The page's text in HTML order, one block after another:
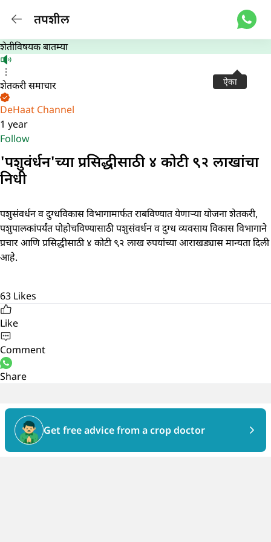
तपशील
ऐका
शेतीविषयक बातम्या
शेतकरी समाचार
DeHaat Channel
1 year
Follow
'पशुवंर्धन'च्या प्रसिद्धीसाठी ४ कोटी ९२ लाखांचा
निधी
पशुसंवर्धन व दुग्धविकास विभागामार्फत राबविण्यात येणाऱ्या योजना शेतकरी,
पशुपालकांपर्यंत पोहोचविण्यासाठी पशुसंवर्धन व दुग्ध व्यवसाय विकास विभागाने
प्रचार आणि प्रसिद्धीसाठी ४ कोटी ९२ लाख रुपयांच्या आराखड्यास मान्यता दिली
आहे.
63 Likes
Like
Comment
Share
Get free advice from a crop doctor